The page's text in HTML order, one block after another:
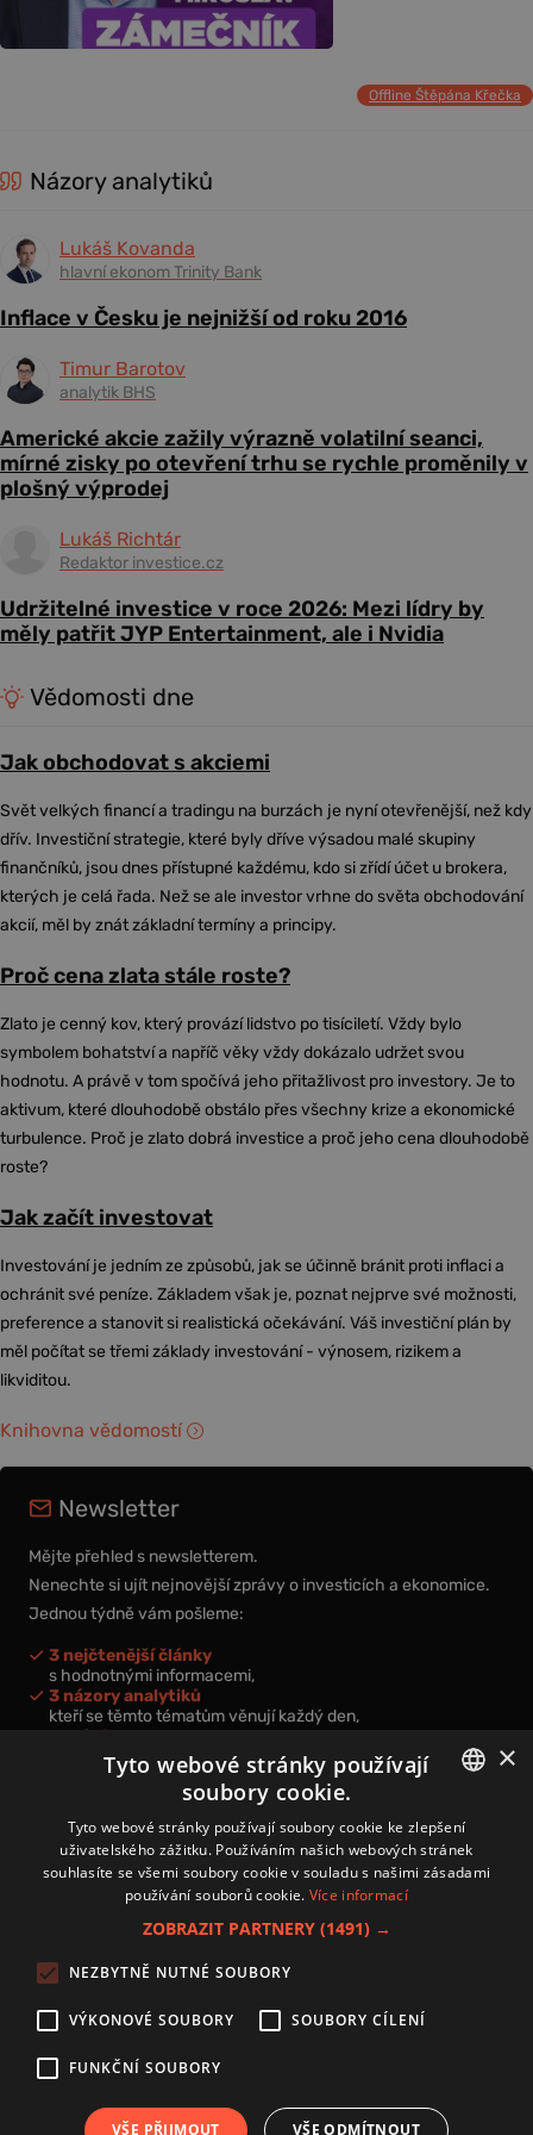
Offline Štěpána Křečka
Názory analytiků
Lukáš Kovanda
hlavní ekonom Trinity Bank
Inflace v Česku je nejnižší od roku 2016
Timur Barotov
analytik BHS
Americké akcie zažily výrazně volatilní seanci,
mírné zisky po otevření trhu se rychle proměnily v
plošný výprodej
Lukáš Richtár
Redaktor investice.cz
Udržitelné investice v roce 2026: Mezi lídry by
měly patřit JYP Entertainment, ale i Nvidia
Vědomosti dne
Jak obchodovat s akciemi
Svět velkých financí a tradingu na burzách je nyní otevřenější, než kdy
dřív. Investiční strategie, které byly dříve výsadou malé skupiny
finančníků, jsou dnes přístupné každému, kdo si zřídí účet u brokera,
kterých je celá řada. Než se ale investor vrhne do světa obchodování
akcií, měl by znát základní termíny a principy.
Proč cena zlata stále roste?
Zlato je cenný kov, který provází lidstvo po tisíciletí. Vždy bylo
symbolem bohatství a napříč věky vždy dokázalo udržet svou
hodnotu. A právě v tom spočívá jeho přitažlivost pro investory. Je to
aktivum, které dlouhodobě obstálo přes všechny krize a ekonomické
turbulence. Proč je zlato dobrá investice a proč jeho cena dlouhodobě
roste?
Jak začít investovat
Investování je jedním ze způsobů, jak se účinně bránit proti inflaci a
ochránit své peníze. Základem však je, poznat nejprve své možnosti,
preference a stanovit si realistická očekávání. Váš investiční plán by
měl počítat se třemi základy investování - výnosem, rizikem a
likviditou.
Knihovna vědomostí
Newsletter
Mějte přehled s newsletterem.
Nenechte si ujít nejnovější zprávy o investicích a ekonomice.
Jednou týdně vám pošleme:
3 nejčtenější články
s hodnotnými informacemi,
3 názory analytiků
kteří se těmto tématům věnují každý den,
nová videa a podcasty
k prohloubení vašich znalostí.
Přihlášením k newsletteru vyjadřujete svůj souhlas spodmínkami
zpracování osobních údajů.
Zásady používání souborů cookies
Autoři
Nastavení cookies
CZECH
×
Tyto webové stránky používají
soubory cookie.
Tyto webové stránky používají soubory cookie ke zlepšení
uživatelského zážitku. Používáním našich webových stránek
souhlasíte se všemi soubory cookie v souladu s našimi zásadami
používání souborů cookie. Více informací
ZOBRAZIT PARTNERY (1491) →
NEZBYTNĚ NUTNÉ SOUBORY
VÝKONOVÉ SOUBORY SOUBORY CÍLENÍ
FUNKČNÍ SOUBORY
VŠE PŘIJMOUT VŠE ODMÍTNOUT